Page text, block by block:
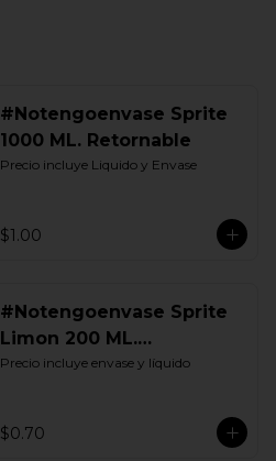
#Notengoenvase Sprite
1000 ML. Retornable
Precio incluye Liquido y Envase
$1.00
#Notengoenvase Sprite
Limon 200 ML.
Retornable
Precio incluye envase y líquido
$0.70